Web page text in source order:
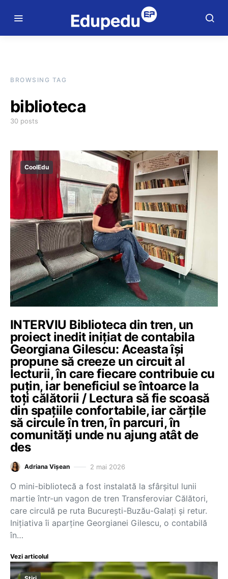
BROWSING TAG
biblioteca
30 posts
CoolEdu
INTERVIU Biblioteca din tren, un
proiect inedit inițiat de contabila
Georgiana Gilescu: Aceasta își
propune să creeze un circuit al
lecturii, în care fiecare contribuie cu
puțin, iar beneficiul se întoarce la
toți călătorii / Lectura să fie scoasă
din spațiile confortabile, iar cărțile
să circule în tren, în parcuri, în
comunități unde nu ajung atât de
des
Adriana Vișean 2 mai 2026
O mini-bibliotecă a fost instalată la sfârșitul lunii
martie într-un vagon de tren Transferoviar Călători,
care circulă pe ruta București-Buzău-Galați și retur.
Inițiativa îi aparține Georgianei Gilescu, o contabilă
în…
Vezi articolul